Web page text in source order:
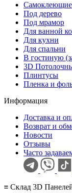
Под дерево
Под мрамор
Для ванной
Для кухни
Для спальни
В гостиную
3D
Плинтусы
Пленка и
Информация
Доставка и
Возврат и
Новости
Отзывы
Часто
≡ Склад 3D